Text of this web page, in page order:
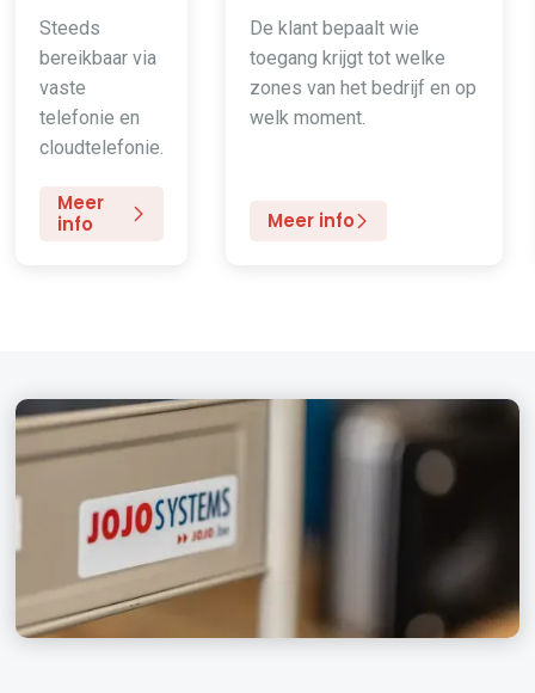
Steeds
bereikbaar via
vaste
telefonie en
cloudtelefonie.
Meer
info
De klant bepaalt wie
toegang krijgt tot welke
zones van het bedrijf en op
welk moment.
Meer info